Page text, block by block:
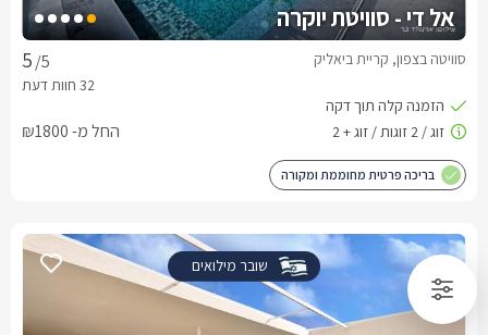
אל די - סוויטת יוקרה
/5 סוויטה בצפון, קריית ביאליק
החל מ- ₪1800
בריכה פרטית מחוממת ומקורה
שובר מילואים